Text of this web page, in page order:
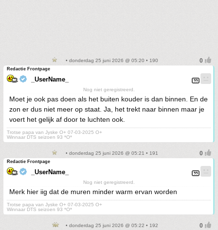
• donderdag 25 juni 2026 @ 05:20 • 190
Redactie Frontpage
_UserName_
Nog niet geregistreerd.
Moet je ook pas doen als het buiten kouder is dan binnen. En de
zon er dus niet meer op staat. Ja, het trekt naar binnen maar je
voert het gelijk af door te luchten ook.
Trotse papa van Jyske O+ 07-03-2025 O+
Winnaar DTS seizoen 93 *O*
• donderdag 25 juni 2026 @ 05:21 • 191
Redactie Frontpage
_UserName_
Nog niet geregistreerd.
Merk hier iig dat de muren minder warm ervan worden
Trotse papa van Jyske O+ 07-03-2025 O+
Winnaar DTS seizoen 93 *O*
• donderdag 25 juni 2026 @ 05:22 • 192